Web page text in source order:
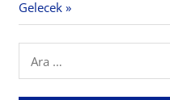
Post:
Gelecek